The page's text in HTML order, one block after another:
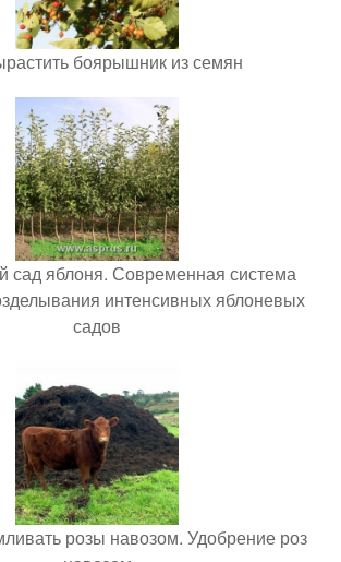
боярышник из семян
сад яблоня. Современная система
интенсивных яблоневых
садов
розы навозом. Удобрение роз